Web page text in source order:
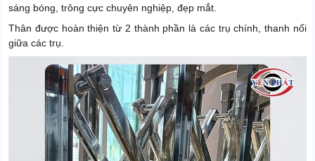
sáng bóng, trông cực chuyên nghiệp, đẹp mắt.
Thân được hoàn thiện từ 2 thành phần là các trụ chính, thanh nối
giữa các trụ.